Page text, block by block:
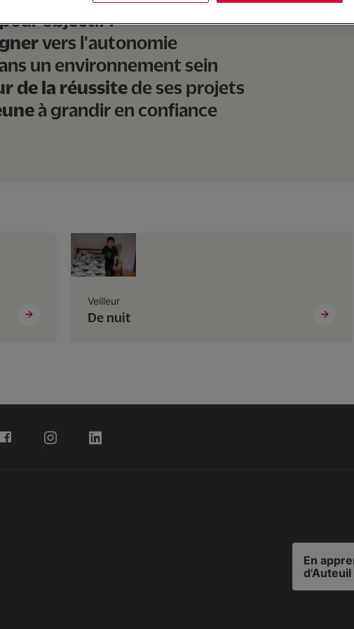
objectif :
vers l'autonomie
un environnement sein
de la réussite de ses projets
à grandir en confiance
Veilleur
De nuit
En
d'Auteuil